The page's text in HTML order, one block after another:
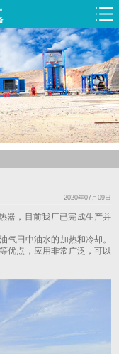
2020年07月09日
，目前我厂已完成生产并
气田中油水的加热和冷却。
优点，应用非常广泛，可以